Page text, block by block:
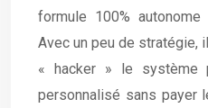
formule 100%
Avec un peu de stratégie,
« hacker » le système
personnalisé sans payer